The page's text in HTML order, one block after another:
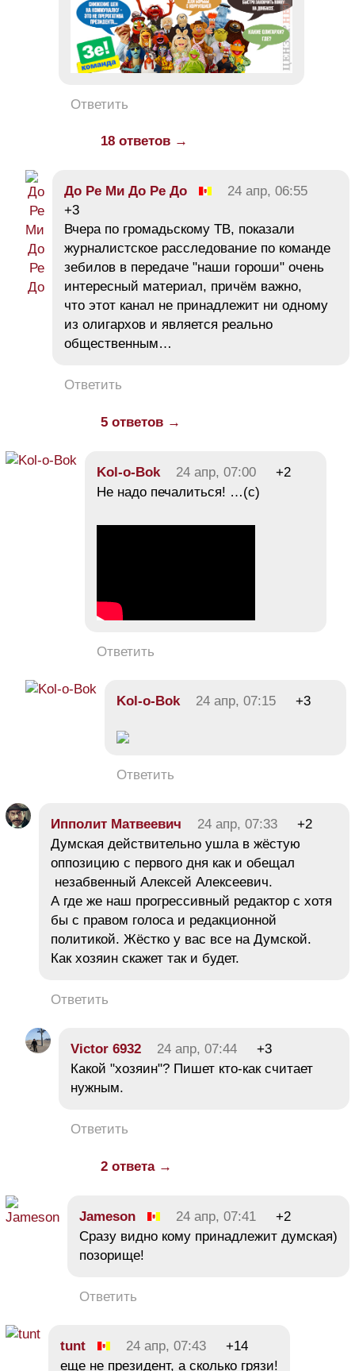
Ответить
18 ответов →
До Ре Ми До Ре До
24 апр, 06:55
+3
Вчера по громадьскому ТВ, показали
журналистское расследование по команде
зебилов в передаче "наши гороши" очень
интересный материал, причём важно,
что этот канал не принадлежит ни одному
из олигархов и является реально
общественным…
Ответить
5 ответов →
Kol-o-Bok 24 апр, 07:00
+2
Не надо печалиться! …(с)
Ответить
Kol-o-Bok 24 апр, 07:15 +3
Ответить
Ипполит Матвеевич 24 апр, 07:33
+2
Думская действительно ушла в жёстую
оппозицию с первого дня как и обещал
незабвенный Алексей Алексеевич.
А где же наш прогрессивный редактор с хотя
бы с правом голоса и редакционной
политикой. Жёстко у вас все на Думской.
Как хозяин скажет так и будет.
Ответить
Victor 6932 24 апр, 07:44
+3
Какой "хозяин"? Пишет кто-как считает
нужным.
Ответить
2 ответа →
Jameson 24 апр, 07:41
+2
Сразу видно кому принадлежит думская)
позорище!
Ответить
tunt 24 апр, 07:43
+14
еще не президент, а сколько грязи!